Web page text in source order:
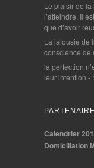
Le plaisir de la
l’atteindre. Il
que d’avoir
La jalousie de
conscience de
la perfection
leur intention -
Calendrier
Domiciliation